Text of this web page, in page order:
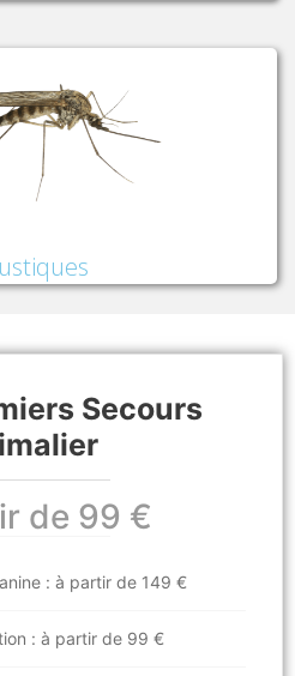
Secours
de 99 €
: à partir de 149 €
: à partir de 99 €